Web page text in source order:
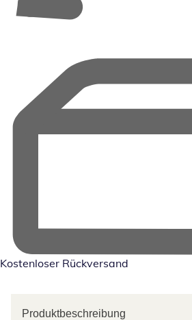
Kostenloser Rückversand
Produktbeschreibung